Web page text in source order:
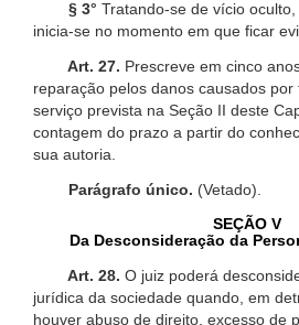
§ 3° Tratando-se de vício
inicia-se no momento em que ficar
Art. 27. Prescreve em cinco
reparação pelos danos causados
serviço prevista na Seção II deste
contagem do prazo a partir do
sua autoria.
Parágrafo único. (Vetado).
SEÇÃO V
Da Desconsideração da
Art. 28. O juiz poderá
jurídica da sociedade quando, em
houver abuso de direito, excesso de